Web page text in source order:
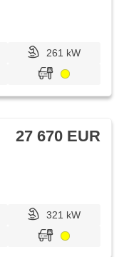
261 kW
27 670 EUR
321 kW